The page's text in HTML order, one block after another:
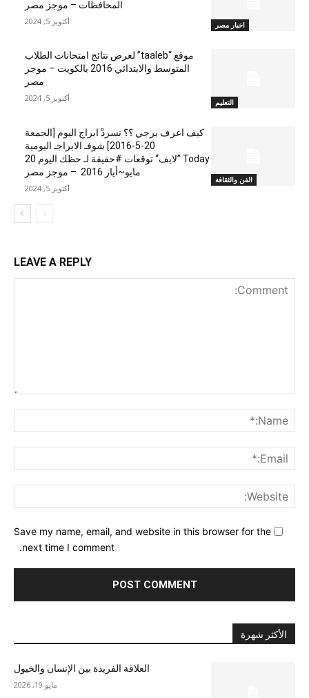
اخبار مصر
المحافظات – موجز مصر
أكتوبر 5, 2024
التعليم
موقع “taaleb” لعرض نتائج امتحانات الطلاب
المتوسط والابتدائي 2016 بالكويت – موجز
مصر
أكتوبر 5, 2024
الفن والثقافة
كيف اعرف برجي ؟؟ نسردْ ابراج اليوم [الجمعة
20-5-2016] شوفـ الابراجـ اليومية
Today ”لايف“ توقعات #حقيقة لـ حظك اليوم 20
مايو~أيار 2016 – موجز مصر
أكتوبر 5, 2024
LEAVE A REPLY
Save my name, email, and website in this browser for the
next time I comment.
الأكثر شهرة
العلاقة الفريدة بين الإنسان والخيول
مايو 19, 2026